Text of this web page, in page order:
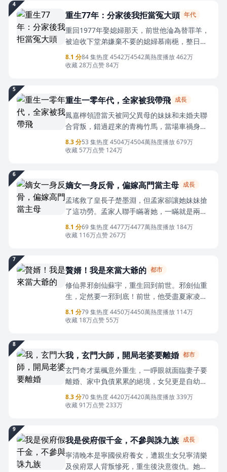
相，李長貴終於看清妻子與養子的背叛，決心
奪回滄瀾社、肅清仇敵，為底層百姓闖出一條
不受強權壓榨的生存之路。
4
重生77年：分家後我拒當冤大頭 年代
重回1977年娶媳婦那天，前世他淪為替罪羊，
被迫收下堂弟嫌棄不要的媳婦慕南梔，整日飽
受流言蜚語，還不懂珍惜。這一世，他定要光
明正大迎娶慕南梔，分家脫離老葉家這個累
利討回，看葉景川如何攪動整個葉家。
8.1 分84 集热度 4542万4542萬熱度播放 462万
收藏 28万点赞 84万
5
重生一零年代，全家被我帶飛 成長
鳳嘉檸領證當天被同父異母的妹妹和未婚夫聯
合背叛，錯過趕來的青梅竹馬，當場車禍身
亡。豈料，竟意外重回18年前！帶著前世記
憶，鳳嘉檸開啟爽快復仇模式！聯合上輩子早
8.3 分53 集热度 4504万4504萬熱度播放 679万
收藏 57万点赞 124万
6
嫡女一身反骨，偏嫁高門當主母 成長
孟瑤救了皇長子楚墨淵，但孟家卻讓她妹妹搶
了這功勞。孟家人聯手瞞著她，一瞞就是兩
年。她回京後才發現，孟府換了大宅，成了忠
義將軍府，搶走功勞的妹妹做了縣主，搶佔軍
他們廢了她的武功、讓她變成傻子，最後害死
了她。重生那日，她直接把楚墨淵摁在山洞
裡，恐嚇他牢記她的名字。孟瑤暗自發誓：既
然活了，那前世的恩怨，就從現在開始了結
吧。
8.1 分69 集热度 4477万4477萬熱度播放 184万
收藏 116万点赞 267万
7
贅婿！我是來當大爺的 都市
修仙界邪劍仙蘇宇，重生回到前世。邪劍仙重
生，定然要一邪到底！前世，他受盡夏家凌
辱，這一世定要一一報復回來。漂亮老婆假清
高，蘇宇選擇直接率性而為，肆無忌憚！等到
8.1 分79 集热度 4450万4450萬熱度播放 114万
收藏 18万点赞 55万
8
我，玄門大師，開局老婆要離婚 都市
玄門奇才葉楓意外重生，一睜眼就面臨妻子要
離婚、家中負債累累的絕境，女兒更是自幼無
法言語。這一世，他決心不再重蹈覆轍，憑藉
一身玄門本事，算命改運、煉製奇物，輕鬆賺
女兒，讓妻女重新依靠自己。看他從落魄廢婿
逆襲成全城敬仰的玄門高人，守妻護女，走上
人生巔峰！
8.3 分70 集热度 4420万4420萬熱度播放 339万
收藏 91万点赞 233万
9
我是侯府假千金，不參與誅九族 成長
寧清晚本是寧國侯府養女，遭親生女兒寧清樂
及侯府眾人背叛慘死，重生後決意復仇。她步